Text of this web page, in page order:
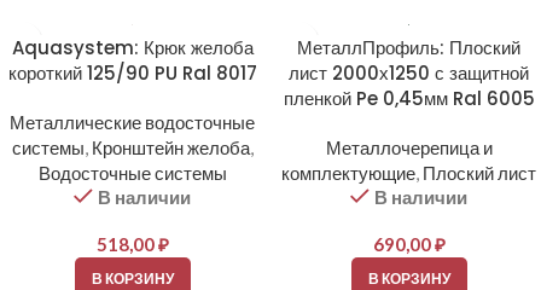
Aquasystem: Крюк желоба
короткий 125/90 PU Ral 8017
Металлические водосточные
системы, Кронштейн желоба,
Водосточные системы
В наличии
518,00₽
В КОРЗИНУ
МеталлПрофиль: Плоский
лист 2000х1250 с защитной
пленкой Pe 0,45мм Ral 6005
Металлочерепица и
комплектующие, Плоский лист
В наличии
690,00₽
В КОРЗИНУ